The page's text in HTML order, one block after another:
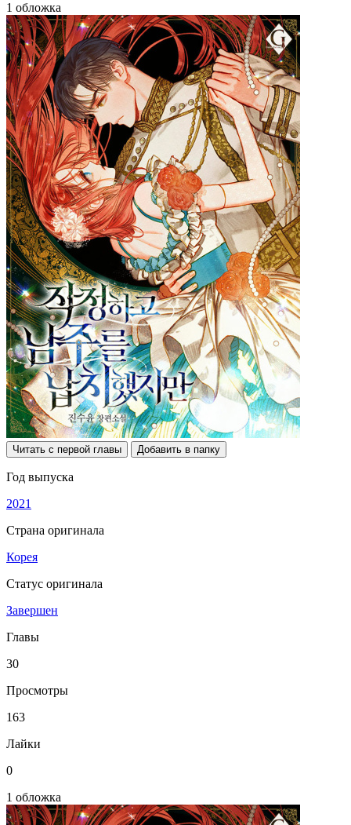
1 обложка
Читать с первой главы Добавить в папку
Год выпуска
2021
Страна оригинала
Корея
Статус оригинала
Завершен
Главы
30
Просмотры
163
Лайки
0
1 обложка